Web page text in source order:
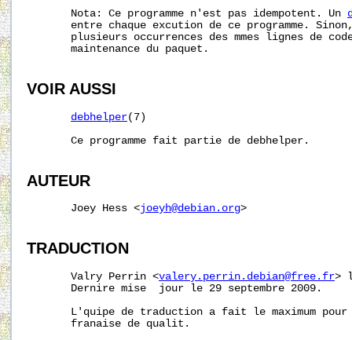
       Nota: Ce programme n'est pas idempotent. Un
entre chaque excution de ce programme.
plusieurs occurrences des mmes lignes de
       maintenance du paquet.
VOIR AUSSI
debhelper(7)
       Ce programme fait partie de debhelper.
AUTEUR
       Joey Hess <
joeyh@debian.org>
TRADUCTION
       Valry Perrin <
valery.perrin.debian@free.fr>
       Dernire mise  jour le 29 septembre 2009.
L'quipe de traduction a fait le maximum
       franaise de qualit.